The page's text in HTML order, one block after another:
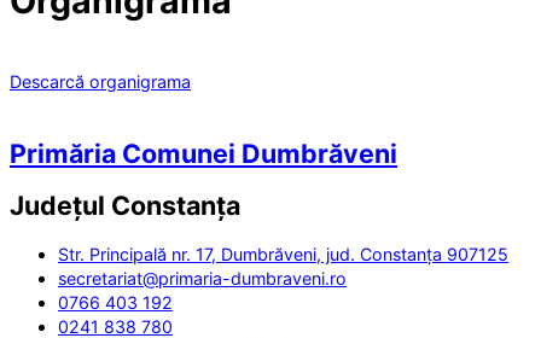
Descarcă organigrama
Primăria Comunei Dumbrăveni
Județul Constanța
Str. Principală nr. 17, Dumbrăveni, jud. Constanța 907125
secretariat@primaria-dumbraveni.ro
0766 403 192
0241 838 780